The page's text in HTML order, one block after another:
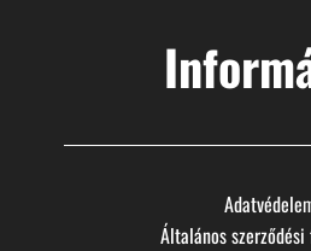
Általános